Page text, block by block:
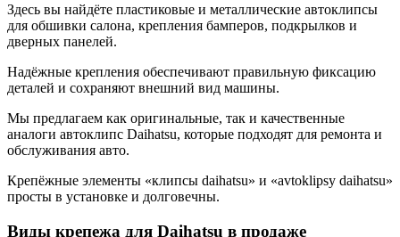
Здесь вы найдёте пластиковые и металлические автоклипсы
для обшивки салона, крепления бамперов, подкрылков и
дверных панелей.
Надёжные крепления обеспечивают правильную фиксацию
деталей и сохраняют внешний вид машины.
Мы предлагаем как оригинальные, так и качественные
аналоги автоклипс Daihatsu, которые подходят для ремонта и
обслуживания авто.
Крепёжные элементы «клипсы daihatsu» и «avtoklipsy daihatsu»
просты в установке и долговечны.
Виды крепежа для Daihatsu в продаже